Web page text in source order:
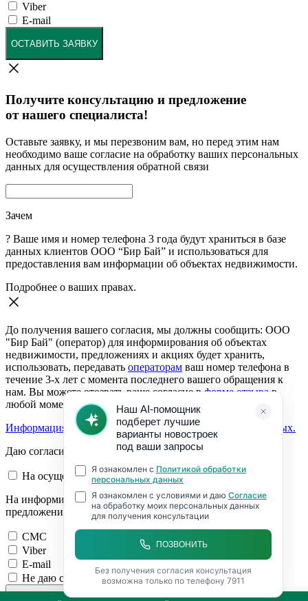
Viber
E-mail
ОСТАВИТЬ ЗАЯВКУ
Получите консультацию и предложение
от нашего специалиста!
Оставьте заявку, и мы перезвоним вам, но перед этим нам
необходимо ваше согласие на обработку ваших персональных
данных для осуществления обратной связи
Зачем
? Ваше имя и номер телефона 3 года будут храниться в базе
данных клиентов ООО “Бир Бай” и использоваться для
предоставления вам информации об объектах недвижимости.
Подробнее о ваших правах.
До получения вашего согласия, мы должны сообщить: ООО
"Бир Бай" (оператор) для информирования об объектах
недвижимости, предложениях и акциях будет хранить,
использовать, передавать операторам ваш номер телефона в
течение 3-х лет с момента последнего вашего обращения к
нам. Вы можете отозвать ваше согласие вформе отзывав
любой момент.
Информация о согласии на обработку персональных данных.
Даю согласие:
На осуществление обратной связи
На информирование об объектах недвижимости,
предложениях и акциях
СМС
Viber
E-mail
Не даю согласие на обработку персональных данных